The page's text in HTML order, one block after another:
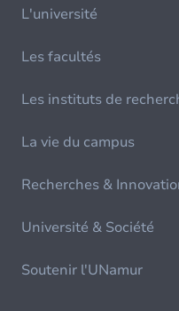
L'université
Les facultés
Les instituts de
La vie du campus
Recherches &
Université & Société
Soutenir l'UNamur